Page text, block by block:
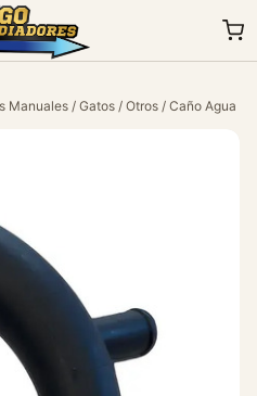
Manuales / Gatos / Otros / Caño Agua